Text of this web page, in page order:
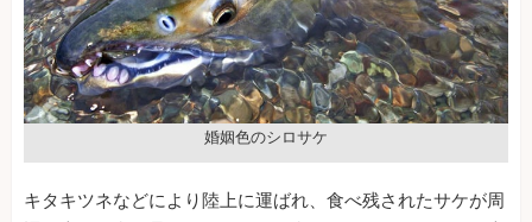
婚姻色のシロサケ
キタキツネなどにより陸上に運ばれ、食べ残されたサケが周